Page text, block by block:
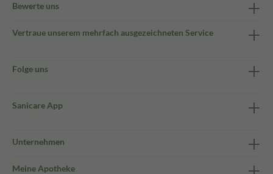
Bewerte uns
Vertraue unserem mehrfach ausgezeichneten Service
Folge uns
Sanicare App
Unternehmen
Meine Apotheke